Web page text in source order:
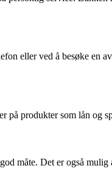
eller ved å besøke en
produkter som lån og
måte. Det er også mulig